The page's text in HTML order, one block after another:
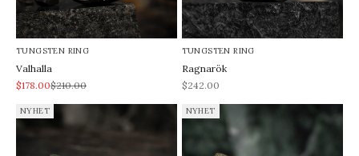
TUNGSTEN RING
Valhalla
REA-pris
$178.00Pris
$210.00
TUNGSTEN RING
Ragnarök
REA-pris
$242.00
NYHET NYHET